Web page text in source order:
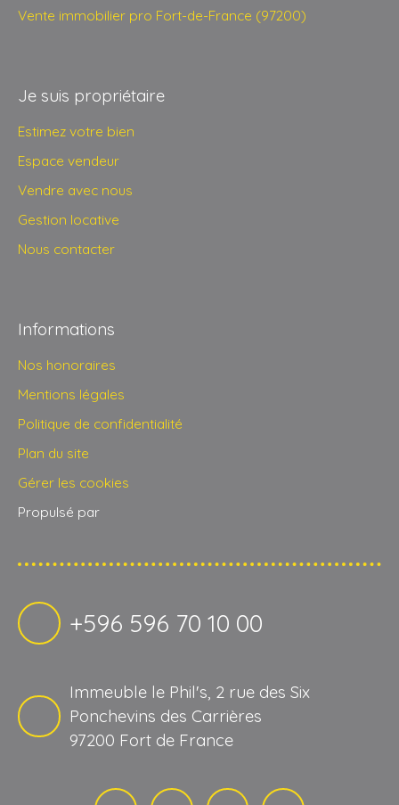
Vente immobilier pro Fort-de-France (97200)
Je suis propriétaire
Estimez votre bien
Espace vendeur
Vendre avec nous
Gestion locative
Nous contacter
Informations
Nos honoraires
Mentions légales
Politique de confidentialité
Plan du site
Gérer les cookies
Propulsé par
+596 596 70 10 00
Immeuble le Phil's, 2 rue des Six
Ponchevins des Carrières
97200 Fort de France